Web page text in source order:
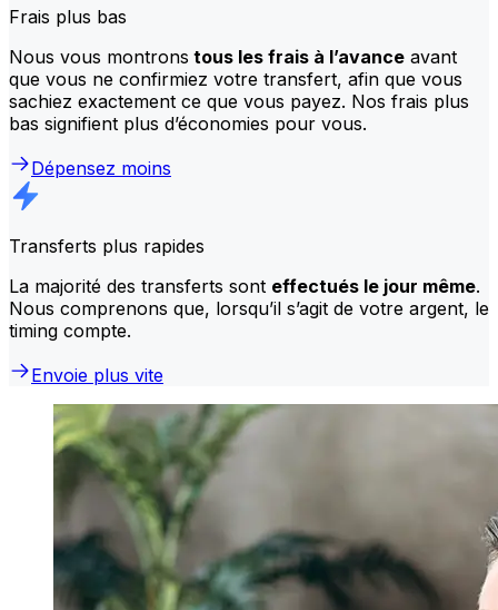
Frais plus bas
Nous vous montrons tous les frais à l’avance avant
que vous ne confirmiez votre transfert, afin que vous
sachiez exactement ce que vous payez. Nos frais plus
bas signifient plus d’économies pour vous.
Dépensez moins
Transferts plus rapides
La majorité des transferts sont effectués le jour même.
Nous comprenons que, lorsqu’il s’agit de votre argent, le
timing compte.
Envoie plus vite